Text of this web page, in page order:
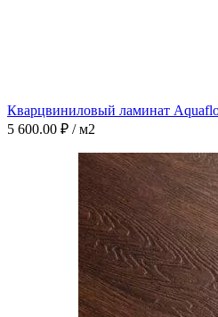
Кварцвиниловый ламинат
5 600.00 ₽ / м2